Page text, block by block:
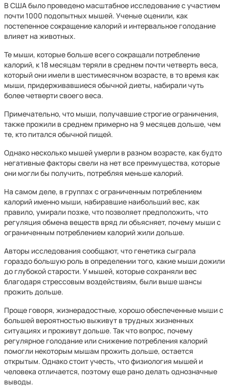
В США было проведено масштабное исследование с участием
почти 1000 подопытных мышей. Ученые оценили, как
постепенное сокращение калорий и интервальное голодание
влияет на животных.
Те мыши, которые больше всего сокращали потребление
калорий, к 18 месяцам теряли в среднем почти четверть веса,
который они имели в шестимесячном возрасте, в то время как
мыши, придерживавшиеся обычной диеты, набирали чуть
более четверти своего веса.
Примечательно, что мыши, получавшие строгие ограничения,
также прожили в среднем примерно на 9 месяцев дольше, чем
те, кто питался обычной пищей.
Однако несколько мышей умерли в разном возрасте, как будто
негативные факторы свели на нет все преимущества, которые
они могли бы получить, потребляя меньше калорий.
На самом деле, в группах с ограниченным потреблением
калорий именно мыши, набиравшие наибольший вес, как
правило, умирали позже, что позволяет предположить, что
регуляция обмена веществ вряд ли объясняет, почему мыши с
ограниченным потреблением калорий жили дольше.
Авторы исследования сообщают, что генетика сыграла
гораздо большую роль в определении того, какие мыши дожили
до глубокой старости. У мышей, которые сохраняли вес
благодаря стрессовым воздействиям, были выше шансы
прожить дольше.
Проще говоря, жизнерадостные, хорошо обеспеченные мыши с
большей вероятностью выживут в трудных жизненных
ситуациях и проживут дольше. Так что вопрос, почему
регулярное голодание или снижение потребления калорий
помогли некоторым мышам прожить дольше, остается
открытым. Однако стоит учесть, что физиология мышей и
человека отличается, поэтому еще рано делать однозначные
выводы.